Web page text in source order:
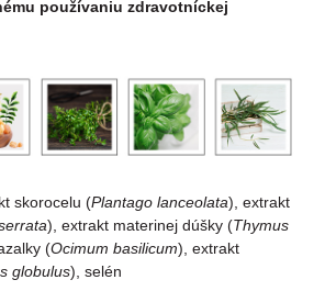
používaniu zdravotníckej
skorocelu (Plantago lanceolata), extrakt
), extrakt materinej dúšky (Thymus
(Ocimum basilicum), extrakt
globulus), selén